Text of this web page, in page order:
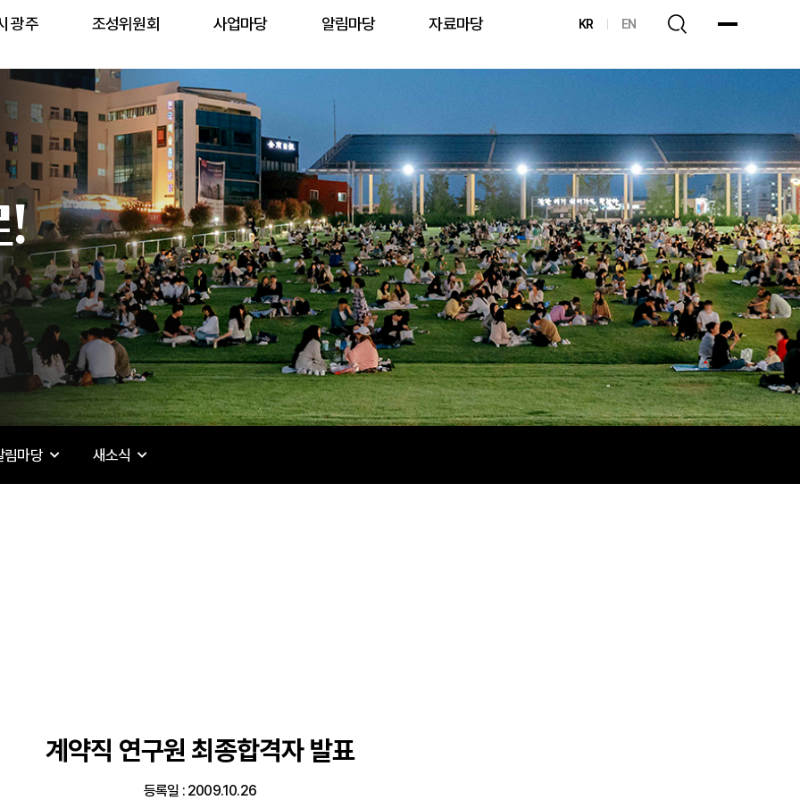
광주 조성위원회 사업마당 알림마당 자료마당 KR EN
!
림마당 새소식
계약직 연구원 최종합격자 발표
등록일 : 2009.10.26